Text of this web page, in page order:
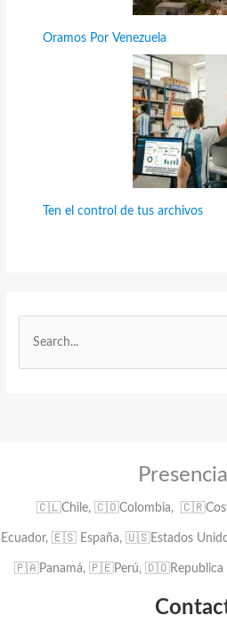
Oramos Por Venezuela
Ten el control de tus archivos
🇨🇱Chile, 🇨🇴Colombia,
Ecuador, 🇪🇸 España, 🇺🇸Estados
🇵🇦Panamá, 🇵🇪Perú, 🇩🇴Republica